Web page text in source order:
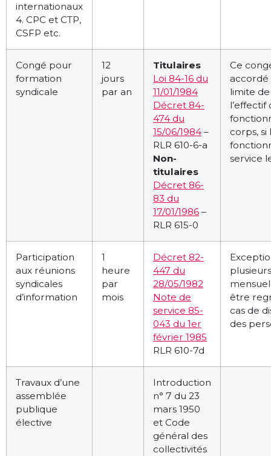
internationaux
4. CPC et CTP,
CSFP etc.
Congé pour
formation
syndicale
12
jours
par an
Titulaires
Loi 84-16 du
11/01/1984
Décret 84-
474 du
15/06/1984 –
RLR 610-6-a
Non-
titulaires
Décret 86-
83 du
17/01/1986 –
RLR 615-0
Ce
accordé
limite de
l’effectif
corps, si
service
Participation
aux réunions
syndicales
d’information
1
heure
par
mois
Décret 82-
447 du
28/05/1982
Note de
service 85-
043 du 1er
février 1985
RLR 610-7d
être
cas de
des
Travaux d’une
assemblée
publique
élective
Introduction
n° 7 du 23
mars 1950
et Code
général des
collectivités